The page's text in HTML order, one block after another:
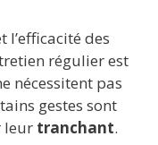
des
régulier est
nécessitent pas
gestes sont
leur tranchant.